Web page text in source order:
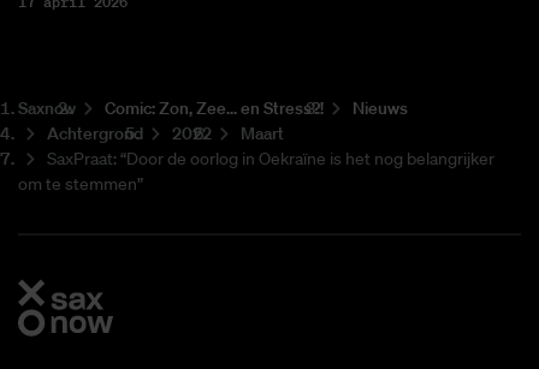
Saxnow Co­mic: Zon, Zee... en Stress?!
Nieuws
Achtergrond
2022
Maart
SaxPraat: “Door de oorlog in Oekraïne is het nog belangrijker
om te stemmen”